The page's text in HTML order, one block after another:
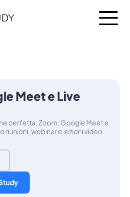
Meet e Live
perfetta, Zoom, Google Meet e
riunioni, webinar e lezioni video